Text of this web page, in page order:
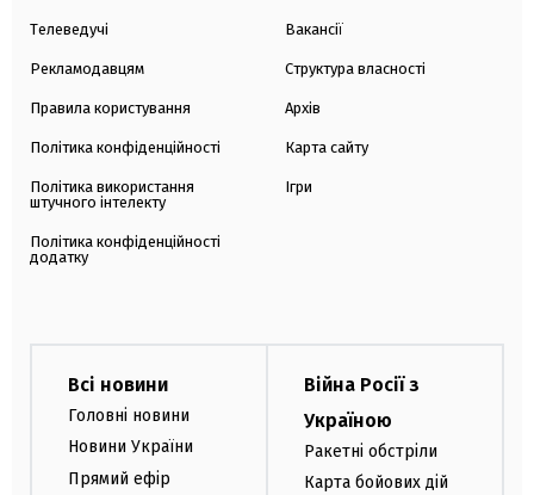
Телеведучі
Рекламодавцям
Правила користування
Політика конфіденційності
Політика використання
штучного інтелекту
Політика конфіденційності
додатку
Вакансії
Структура власності
Архів
Карта сайту
Ігри
Всі новини
Головні новини
Новини України
Прямий ефір
Війна Росії з
Україною
Ракетні обстріли
Карта бойових дій